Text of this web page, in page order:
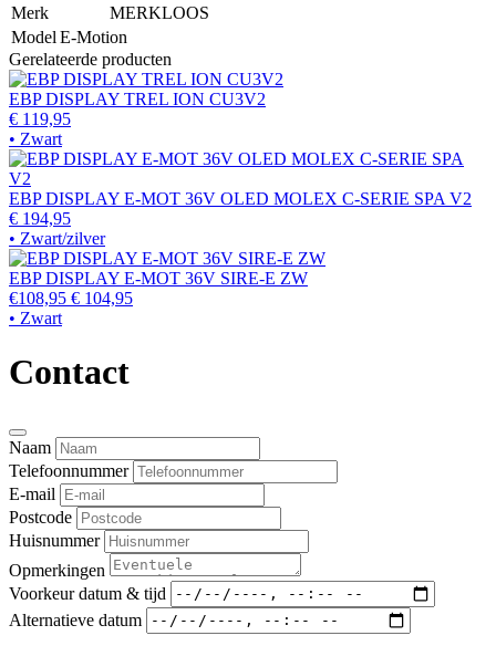
Merk
MERKLOOS
Model E-Motion
Gerelateerde producten
EBP DISPLAY TREL ION CU3V2
€ 119,95
• Zwart
EBP DISPLAY E-MOT 36V OLED MOLEX C-SERIE SPA V2
€ 194,95
• Zwart/zilver
EBP DISPLAY E-MOT 36V SIRE-E ZW
€108,95 € 104,95
• Zwart
Contact
Naam
Telefoonnummer
E-mail
Postcode
Huisnummer
Opmerkingen
Voorkeur datum & tijd
Alternatieve datum